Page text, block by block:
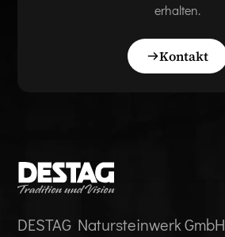
erhalten.
Kontakt
DESTAG Natursteinwerk GmbH